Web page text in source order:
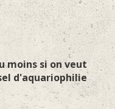
moins si on veut
d'aquariophilie